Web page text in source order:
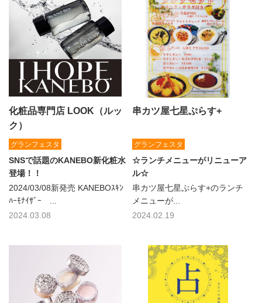
化粧品専門店 LOOK（ルッ
ク）
グランフェスタ
SNSで話題のKANEBO新化粧水
登場！！
2024/03/08新発売 KANEBOｽｷﾝ
ﾊｰﾓﾅｲｻﾞｰ ...
2024.03.08
串カツ屋七星ぷらす+
グランフェスタ
☆ランチメニューがリニューア
ル☆
串カツ屋七星ぷらす+のランチ
メニューが...
2024.02.19